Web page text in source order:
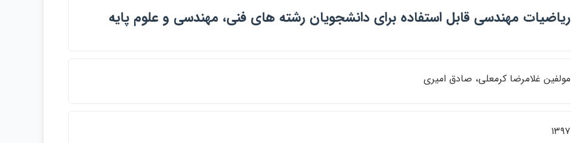
رياضيات مهندسي قابل استفاده براي دانشجويان رشته هاي فني، مهندسي و علوم پايه
مولفين غلامرضا كرمعلي، صادق اميري
۱۳۹۷